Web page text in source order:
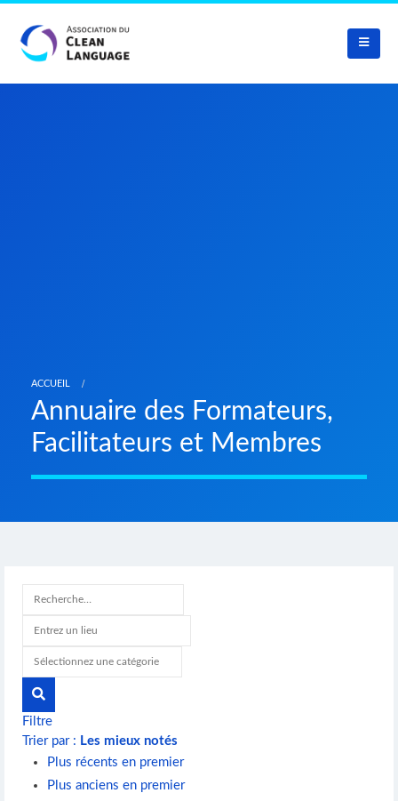
ACCUEIL
Annuaire des Formateurs,
Facilitateurs et Membres
Filtre
Trier par : Les mieux notés
Plus récents en premier
Plus anciens en premier